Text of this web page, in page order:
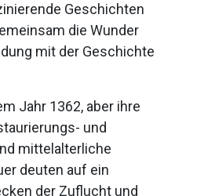
Geschichten
die Wunder
mit der Geschichte
Jahr 1362, aber ihre
und
mittelalterliche
deuten auf ein
der Zuflucht und